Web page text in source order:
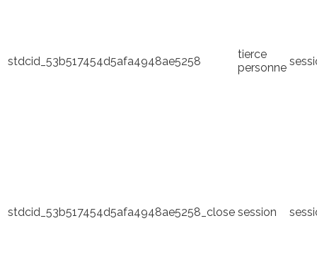
stdcid_53b517454d5afa4948ae5258
tierce
personne
stdcid_53b517454d5afa4948ae5258_close session